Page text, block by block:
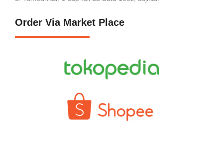
Order Via Market Place